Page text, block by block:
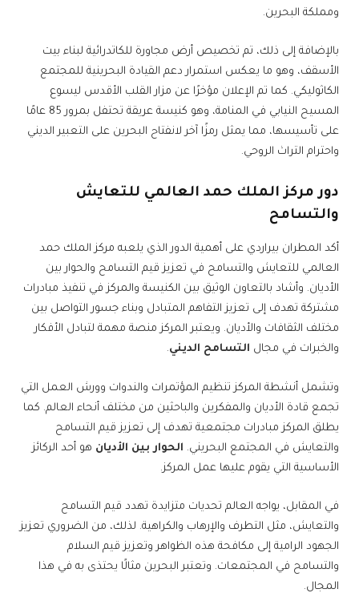
ومملكة البحرين.
بالإضافة إلى ذلك، تم تخصيص أرض مجاورة للكاتدرائية لبناء بيت
الأسقف، وهو ما يعكس استمرار دعم القيادة البحرينية للمجتمع
الكاثوليكي. كما تم الإعلان مؤخرًا عن مزار القلب الأقدس ليسوع
المسيح النيابي في المنامة، وهو كنيسة عريقة تحتفل بمرور 85 عامًا
على تأسيسها، مما يمثل رمزًا آخر لانفتاح البحرين على التعبير الديني
واحترام التراث الروحي.
دور مركز الملك حمد العالمي للتعايش
والتسامح
أكد المطران بيراردي على أهمية الدور الذي يلعبه مركز الملك حمد
العالمي للتعايش والتسامح في تعزيز قيم التسامح والحوار بين
الأديان. وأشاد بالتعاون الوثيق بين الكنيسة والمركز في تنفيذ مبادرات
مشتركة تهدف إلى تعزيز التفاهم المتبادل وبناء جسور التواصل بين
مختلف الثقافات والأديان. ويعتبر المركز منصة مهمة لتبادل الأفكار
والخبرات في مجال التسامح الديني.
وتشمل أنشطة المركز تنظيم المؤتمرات والندوات وورش العمل التي
تجمع قادة الأديان والمفكرين والباحثين من مختلف أنحاء العالم. كما
يطلق المركز مبادرات مجتمعية تهدف إلى تعزيز قيم التسامح
والتعايش في المجتمع البحريني. الحوار بين الأديان هو أحد الركائز
الأساسية التي يقوم عليها عمل المركز.
في المقابل، يواجه العالم تحديات متزايدة تهدد قيم التسامح
والتعايش، مثل التطرف والإرهاب والكراهية. لذلك، من الضروري تعزيز
الجهود الرامية إلى مكافحة هذه الظواهر وتعزيز قيم السلام
والتسامح في المجتمعات. وتعتبر البحرين مثالًا يحتذى به في هذا
المجال.